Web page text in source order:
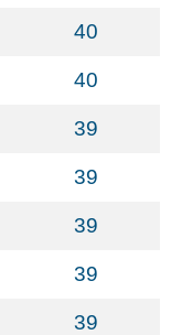
40
40
39
39
39
39
39